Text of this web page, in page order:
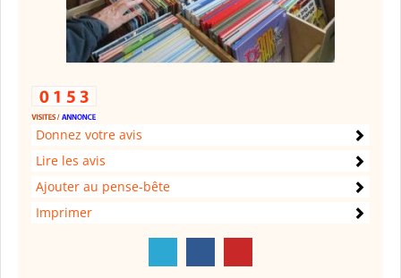
Donnez votre avis
Lire les avis
Ajouter au pense-bête
Imprimer